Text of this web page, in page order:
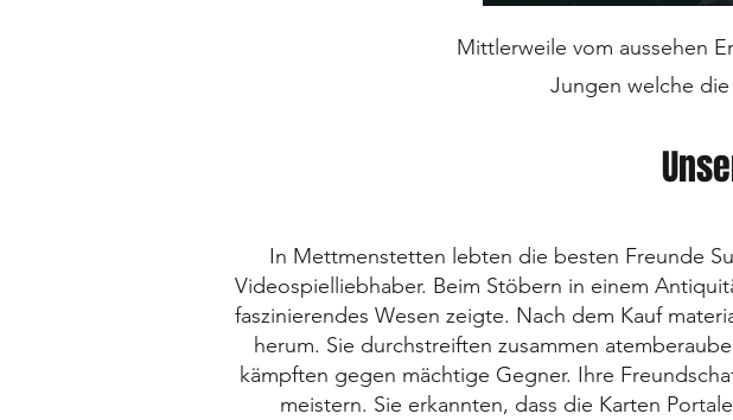
Mittlerweile vom aussehen
Jungen welche
In Mettmenstetten lebten die besten Freunde
Videospielliebhaber. Beim Stöbern in einem
faszinierendes Wesen zeigte. Nach dem Kauf
herum. Sie durchstreiften zusammen
kämpften gegen mächtige Gegner. Ihre
meistern. Sie erkannten, dass die Karten